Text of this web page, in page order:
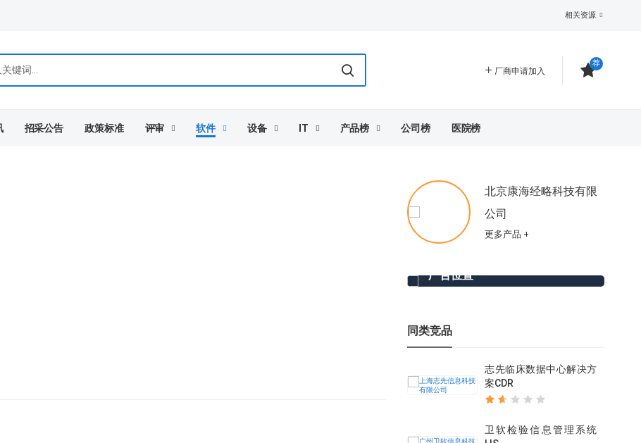
相关资源
厂商申请加入
荐
招采公告 政策标准 评审 软件 设备 IT 产品榜 公司榜 医院榜
北京康海经略科技有限
公司
更多产品 +
广告位置
同类竞品
志先临床数据中心解决方
案CDR
卫软检验信息管理系统